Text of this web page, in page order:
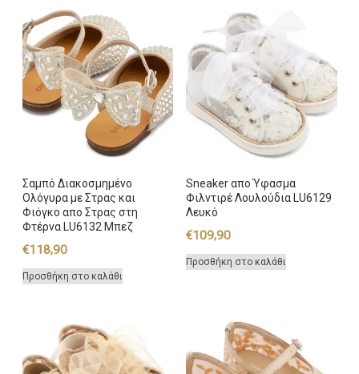
Σαμπό Διακοσμημένο
Ολόγυρα με Στρας και
Φιόγκο απο Στρας στη
Φτέρνα LU6132 Μπεζ
€118,90
Προσθήκη στο καλάθι
Sneaker απο Ύφασμα
Φιλντιρέ Λουλούδια LU6129
Λευκό
€109,90
Προσθήκη στο καλάθι